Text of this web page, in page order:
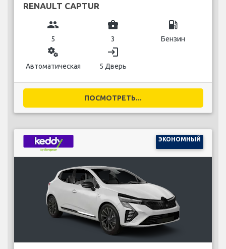
RENAULT CAPTUR
group
5
business_center
3
local_gas_station
Бензин
miscellaneous_services
Автоматическая
login
5 Дверь
ПОСМОТРЕТЬ...
ЭКОНОМНЫЙ